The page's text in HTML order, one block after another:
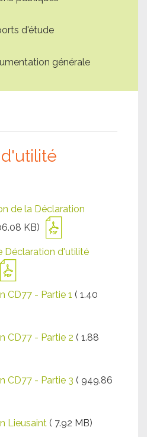
d'étude
générale
de la Déclaration
KB)
Déclaration d'utilité
CD77 - Partie 1 ( 1.40
CD77 - Partie 2 ( 1.88
CD77 - Partie 3 ( 949.86
Lieusaint ( 7.92 MB)